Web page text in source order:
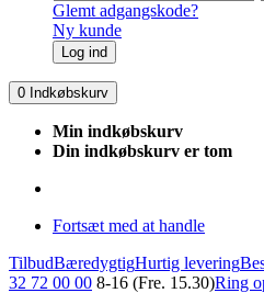
Glemt adgangskode?
Ny kunde
Log ind
0 Indkøbskurv
Min indkøbskurv
Din indkøbskurv er tom
Fortsæt med at handle
TilbudBæredygtigHurtig levering
32 72 00 00 8-16 (Fre. 15.30)Ring